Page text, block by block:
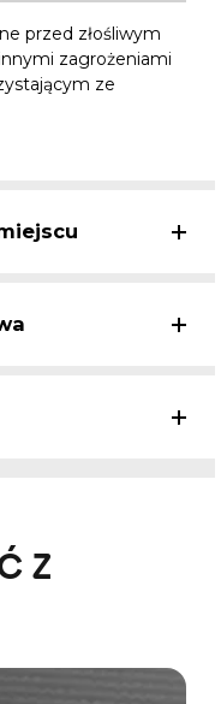
przed złośliwym
zagrożeniami
ze
z